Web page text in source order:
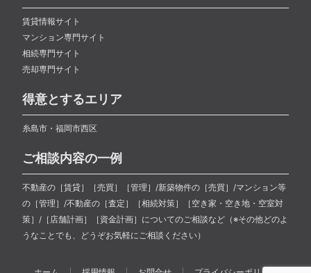
賃貸情報サイト
マンション専門サイト
相続専門サイト
売却専門サイト
得意とするエリア
糸島市・福岡市西区
ご相談内容の一例
不動産の［賃貸］［売買］［管理］/新築物件の［売買］/マンション等
の［管理］/不動産の［査定］［相続対策］［空き家・空き地・空室対
策］/［店舗計画］［資金計画］についてのご相談など（※その他どのよ
うなことでも、どうぞお気軽にご相談ください）